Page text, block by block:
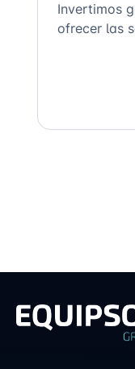
Invertimos
ofrecer las